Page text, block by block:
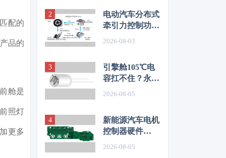
配的
品的
舱是
照灯
更多
电动汽车分布式
牵引力控制功能
2026-08-03
引擎舱105℃电
容扛不住？永铭
扇高温振动失效
难题
2026-08-05
新能源汽车电机
控制器硬件
2026-08-05